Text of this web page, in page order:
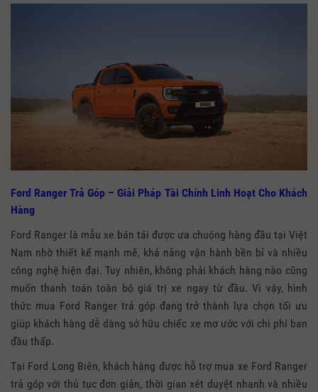
Ford Ranger Trả Góp – Giải Pháp Tài Chính Linh Hoạt Cho Khách
Hàng
Ford Ranger là mẫu xe bán tải được ưa chuộng hàng đầu tại Việt
Nam nhờ thiết kế mạnh mẽ, khả năng vận hành bền bỉ và nhiều
công nghệ hiện đại. Tuy nhiên, không phải khách hàng nào cũng
muốn thanh toán toàn bộ giá trị xe ngay từ đầu. Vì vậy, hình
thức mua Ford Ranger trả góp đang trở thành lựa chọn tối ưu
giúp khách hàng dễ dàng sở hữu chiếc xe mơ ước với chi phí ban
đầu thấp.
Tại Ford Long Biên, khách hàng được hỗ trợ mua xe Ford Ranger
trả góp với thủ tục đơn giản, thời gian xét duyệt nhanh và nhiều